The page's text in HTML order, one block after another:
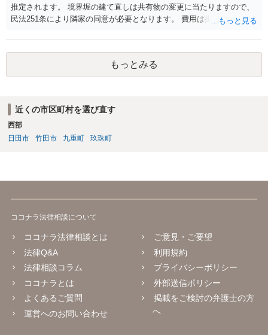
推定されます。 境界堀の建て直しは共有物の変更に当たりますので、
民法251条により隣家の同意が必要となります。 費用は掛かります
修の必要性、工事の見積もりや期間、負担割合の提案などを記載した
書面を作成し送付されてみてはいかがでしょうか。
もっとみる
近くの市区町村を選び直す
西部
日田市
竹田市 九重町 玖珠町
ココナラ法律相談について
ココナラ法律相談とは
法律Q&A
法律相談コラム
ココナラとは
よくあるご質問
運営へのお問い合わせ
ご意見・ご要望
利用規約
プライバシーポリシー
外部送信ポリシー
掲載をご検討の弁護士の方
へ